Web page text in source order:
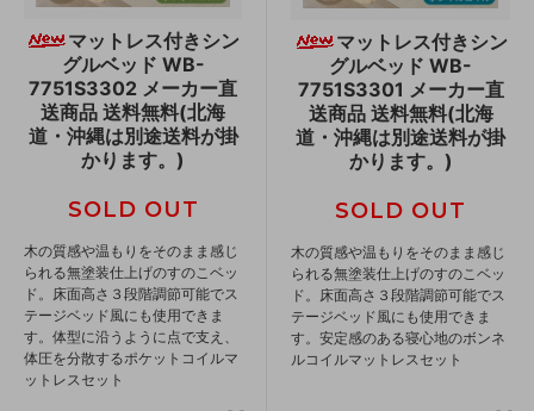
マットレス付きシン
グルベッド WB-
7751S3302 メーカー直
送商品 送料無料(北海
道・沖縄は別途送料が掛
かります。)
SOLD OUT
木の質感や温もりをそのまま感じ
られる無塗装仕上げのすのこベッ
ド。床面高さ３段階調節可能でス
テージベッド風にも使用できま
す。体型に沿うように点で支え、
体圧を分散するポケットコイルマ
ットレスセット
マットレス付きシン
グルベッド WB-
7751S3301 メーカー直
送商品 送料無料(北海
道・沖縄は別途送料が掛
かります。)
SOLD OUT
木の質感や温もりをそのまま感じ
られる無塗装仕上げのすのこベッ
ド。床面高さ３段階調節可能でス
テージベッド風にも使用できま
す。安定感のある寝心地のボンネ
ルコイルマットレスセット